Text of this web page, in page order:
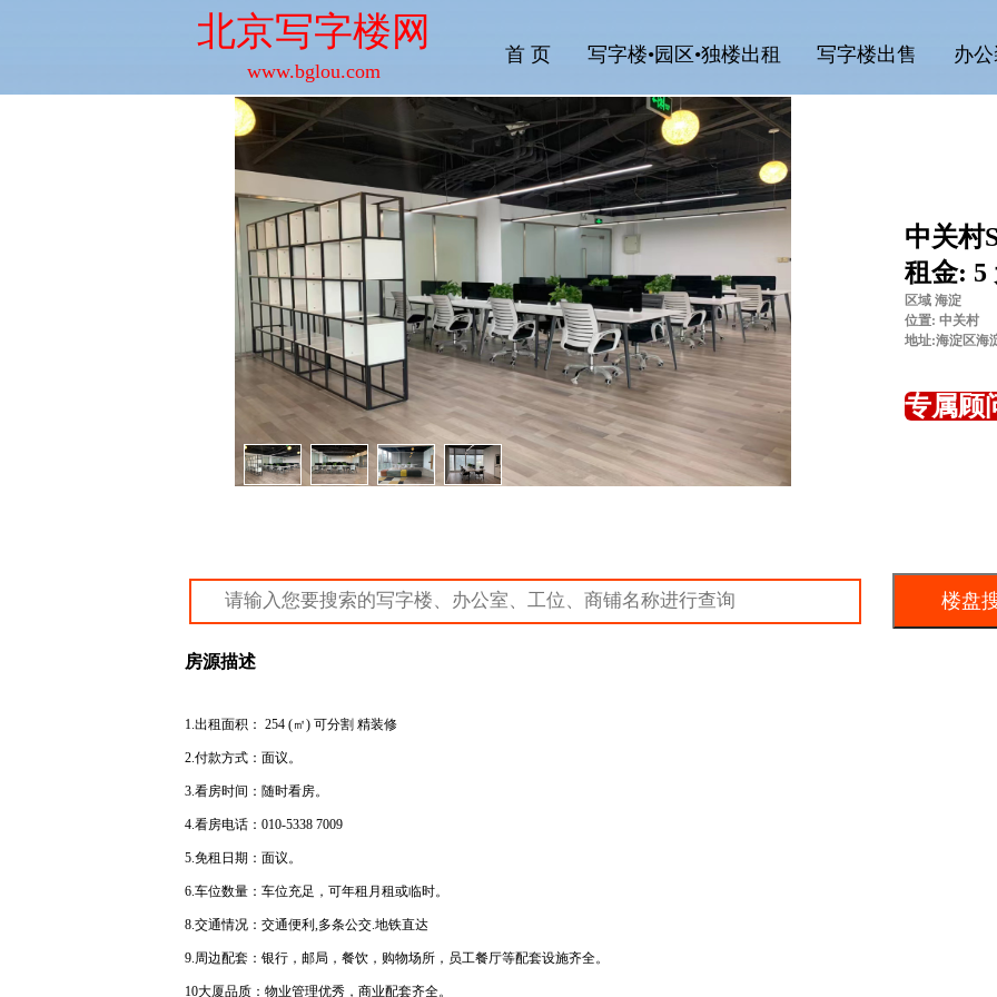
北京写字楼网
www.bglou.com
首 页 写字楼•园区•独楼出租 写字楼出售 办
中关村
租金: 5
区域 海淀
位置: 中关村
地址:海淀区海
专属顾
房源描述
1.出租面积： 254 (㎡) 可分割 精装修
2.付款方式：面议。
3.看房时间：随时看房。
4.看房电话： 010-5338 7009
5.免租日期：面议。
6.车位数量：车位充足，可年租月租或临时。
8.交通情况：交通便利,多条公交.地铁直达
9.周边配套：银行，邮局，餐饮，购物场所，员工餐厅等配套设施齐全。
10大厦品质：物业管理优秀，商业配套齐全。